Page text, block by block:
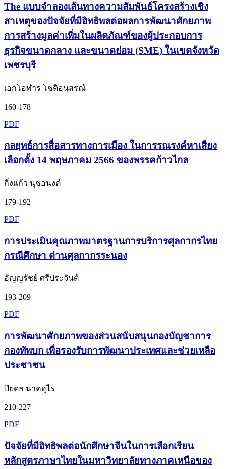
The แบบจำลองเส้นทางความสัมพันธ์โครงสร้างเชิง
สาเหตุของปัจจัยที่มีอิทธิพลต่อผลการพัฒนาศักยภาพ
การสร้างมูลค่าเพิ่มในผลิตภัณฑ์ของผู้ประกอบการ
ธุรกิจขนาดกลาง และขนาดย่อม (SME) ในเขตจังหวัด
เพชรบุรี
เอกโอฬาร โชติอนุสรณ์
160-178
PDF
กลยุทธ์การสื่อสารทางการเมือง ในการรณรงค์หาเสียง
เลือกตั้ง 14 พฤษภาคม 2566 ของพรรคก้าวไกล
กิ่งแก้ว นุชอนงค์
179-192
PDF
การประเมินคุณภาพมาตรฐานการบริการศุลกากรไทย
กรณีศึกษา ด่านศุลกากรระนอง
อัญญรัชย์ ศรีประจันต์
193-209
PDF
การพัฒนาศักยภาพของส่วนสนับสนุนกองบัญชาการ
กองทัพบก เพื่อรองรับการพัฒนาประเทศและช่วยเหลือ
ประชาชน
ปิยดล นาคอุไร
210-227
PDF
ปัจจัยที่มีอิทธิพลต่อนักศึกษาจีนในการเลือกเรียน
หลักสูตรภาษาไทยในมหาวิทยาลัยทางภาคเหนือของ